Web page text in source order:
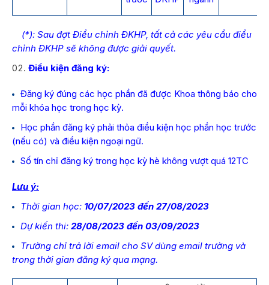
(*): Sau đợt Điều chỉnh ĐKHP, tất cả các yêu cầu điều
chỉnh ĐKHP sẽ không được giải quyết.
Điều kiện đăng ký:
Đăng ký đúng các học phần đã được Khoa thông báo cho
mỗi khóa học trong học kỳ.
Học phần đăng ký phải thỏa điều kiện học phần học trước
(nếu có) và điều kiện ngoại ngữ.
Số tín chỉ đăng ký trong học kỳ hè không vượt quá 12TC
Lưu ý:
Thời gian học: 10/07/2023 đến 27/08/2023
Dự kiến thi: 28/08/2023 đến 03/09/2023
Trường chỉ trả lời email cho SV dùng email trường và
trong thời gian đăng ký qua mạng.